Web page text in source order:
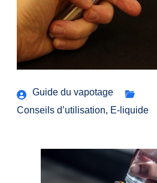
Guide du vapotage
Conseils d’utilisation, E-liquide